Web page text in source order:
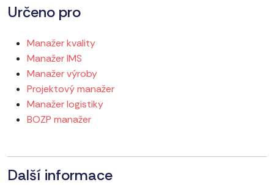
Určeno pro
Manažer kvality
Manažer IMS
Manažer výroby
Projektový manažer
Manažer logistiky
BOZP manažer
Další informace